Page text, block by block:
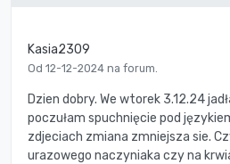
Kasia2309
Od 12-12-2024 na forum.
Dzien dobry. We wtorek 3.12.24
poczułam spuchnięcie pod
zdjeciach zmiana zmniejsza sie.
urazowego naczyniaka czy na